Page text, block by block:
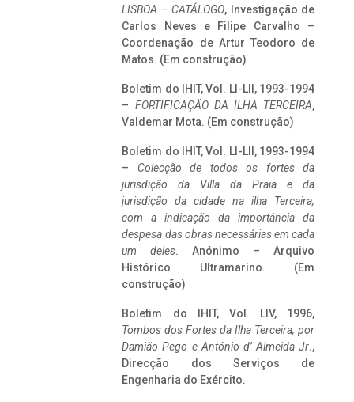
LISBOA – CATÁLOGO, Investigação de
Carlos Neves e Filipe Carvalho –
Coordenação de Artur Teodoro de
Matos. (Em construção)
Boletim do IHIT, Vol. LI-LII, 1993-1994
– FORTIFICAÇÃO DA ILHA TERCEIRA,
Valdemar Mota. (Em construção)
Boletim do IHIT, Vol. LI-LII, 1993-1994
– Colecção de todos os fortes da
jurisdição da Villa da Praia e da
jurisdição da cidade na ilha Terceira,
com a indicação da importância da
despesa das obras necessárias em cada
um deles. Anónimo – Arquivo
Histórico Ultramarino. (Em
construção)
Boletim do IHIT, Vol. LIV, 1996,
Tombos dos Fortes da Ilha Terceira, por
Damião Pego e António d’ Almeida Jr.,
Direcção dos Serviços de
Engenharia do Exército.